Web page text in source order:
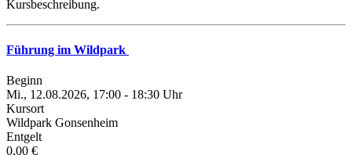
Kursbeschreibung.
Führung im Wildpark
Beginn
Mi., 12.08.2026, 17:00 - 18:30 Uhr
Kursort
Wildpark Gonsenheim
Entgelt
0,00 €